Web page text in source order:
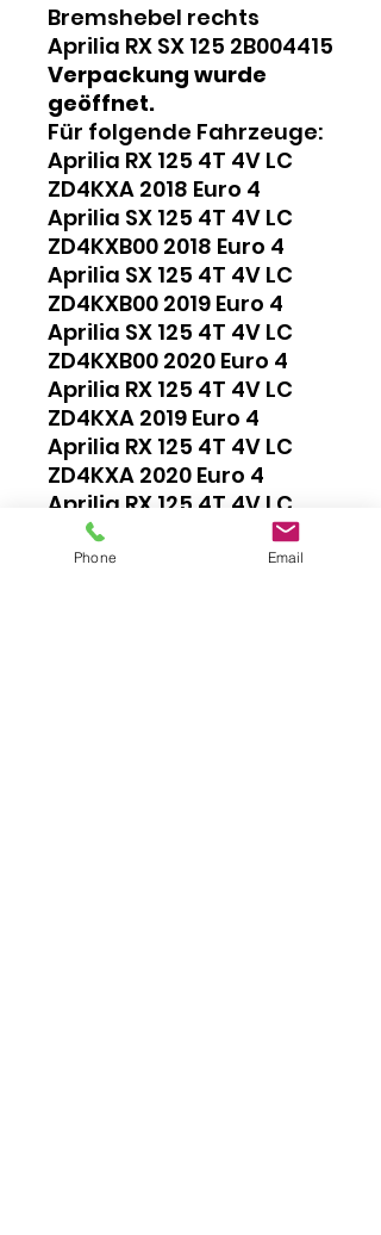
Bremshebel rechts
Aprilia RX SX 125 2B004415
Verpackung wurde
geöffnet.
Für folgende Fahrzeuge:
Aprilia RX 125 4T 4V LC
ZD4KXA 2018 Euro 4
Aprilia SX 125 4T 4V LC
ZD4KXB00 2018 Euro 4
Aprilia SX 125 4T 4V LC
ZD4KXB00 2019 Euro 4
Aprilia SX 125 4T 4V LC
ZD4KXB00 2020 Euro 4
Aprilia RX 125 4T 4V LC
ZD4KXA 2019 Euro 4
Aprilia RX 125 4T 4V LC
ZD4KXA 2020 Euro 4
Aprilia RX 125 4T 4V LC
ZD4KXJA0 2018 Euro 4
Aprilia RX 125 4T 4V LC
Phone Email